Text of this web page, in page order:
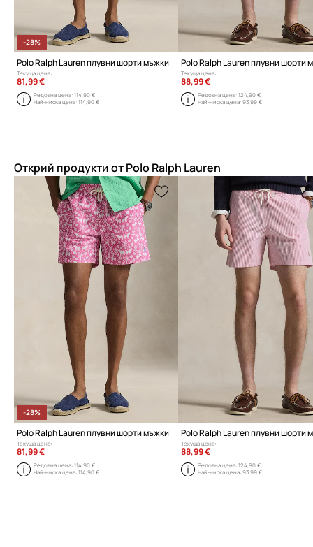
-28%
Polo Ralph Lauren плувни шорти мъжки
Текуща цена:
81,99 €
Редовна цена:114,90 €
Най-ниска цена:114,90 €
Polo Ralph Lauren плувни шорти
Текуща цена:
88,99 €
Редовна цена: 124,90 €
Най-ниска цена: 93,99 €
Открий продукти от Polo Ralph Lauren
-28%
Polo Ralph Lauren плувни шорти мъжки
Текуща цена:
81,99 €
Редовна цена:114,90 €
Най-ниска цена:114,90 €
Polo Ralph Lauren плувни шорти
Текуща цена:
88,99 €
Редовна цена: 124,90 €
Най-ниска цена: 93,99 €